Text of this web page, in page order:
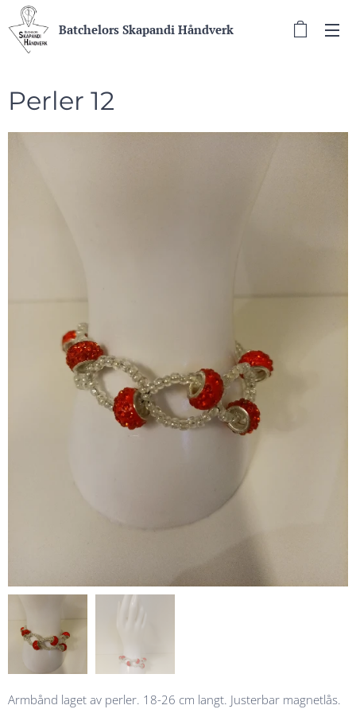
Batchelors Skapandi Håndverk
Perler 12
Armbånd laget av perler. 18-26 cm langt. Justerbar magnetlås.